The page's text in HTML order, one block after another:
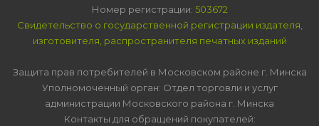
Номер регистрации: 503672
Свидетельство о государственной регистрации издателя,
изготовителя, распространителя печатных изданий
Защита прав потребителей в Московском районе г. Минска
Уполномоченный орган: Отдел торговли и услуг
администрации Московского района г. Минска
Контакты для обращений покупателей: